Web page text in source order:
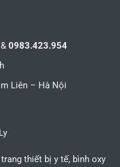
& 0983.423.954
Liên – Hà Nội
thiết bị y tế, bình oxy